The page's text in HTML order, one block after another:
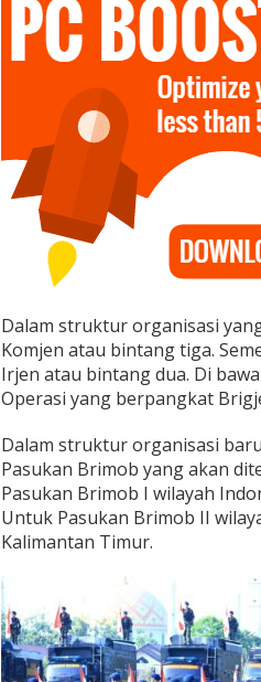
n
s
B
a
Dalam struktur organisasi
Komjen atau bintang tiga.
Irjen atau bintang dua. Di
Operasi yang berpangkat
Dalam struktur organisasi
Pasukan Brimob yang akan
Pasukan Brimob I wilayah
Untuk Pasukan Brimob II
Kalimantan Timur.